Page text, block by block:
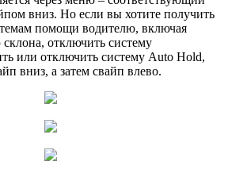
вниз. Но если вы хотите получить
помощи водителю, включая
отключить систему
или отключить систему Auto Hold,
вниз, а затем свайп влево.